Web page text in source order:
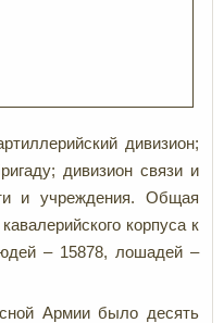
дивизион;
дивизион связи и
и учреждения. Общая
корпуса к
– 15878, лошадей –
Армии было десять